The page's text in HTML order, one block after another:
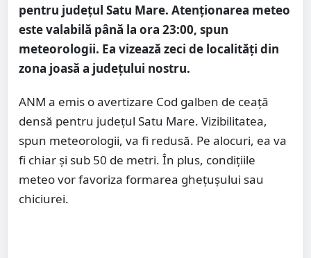
pentru județul Satu Mare. Atenționarea meteo
este valabilă până la ora 23:00, spun
meteorologii. Ea vizează zeci de localități din
zona joasă a județului nostru.
ANM a emis o avertizare Cod galben de ceață
densă pentru județul Satu Mare. Vizibilitatea,
spun meteorologii, va fi redusă. Pe alocuri, ea va
fi chiar și sub 50 de metri. În plus, condițiile
meteo vor favoriza formarea ghețușului sau
chiciurei.